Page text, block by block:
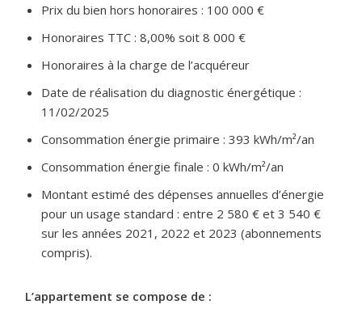
Prix du bien hors honoraires : 100 000 €
Honoraires TTC : 8,00% soit 8 000 €
Honoraires à la charge de l’acquéreur
Date de réalisation du diagnostic énergétique :
11/02/2025
Consommation énergie primaire : 393 kWh/m²/an
Consommation énergie finale : 0 kWh/m²/an
Montant estimé des dépenses annuelles d’énergie
pour un usage standard : entre 2 580 € et 3 540 €
sur les années 2021, 2022 et 2023 (abonnements
compris).
L’appartement se compose de :